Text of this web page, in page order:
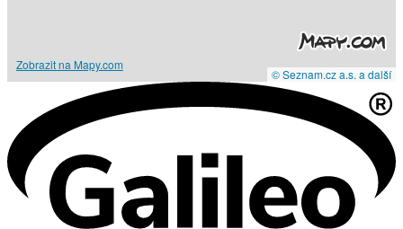
Zobrazit na Mapy.com
© Seznam.cz a.s. a další